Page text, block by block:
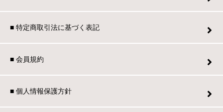
■ 特定商取引法に基づく表記
■ 会員規約
■ 個人情報保護方針